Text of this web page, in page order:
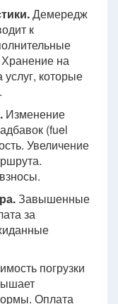
Демередж
к
на
которые
Изменение
(fuel
Увеличение
Завышенные
за
погрузки
Оплата